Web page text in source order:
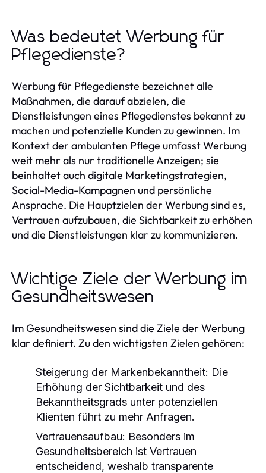
Was bedeutet Werbung für
Pflegedienste?
Werbung für Pflegedienste bezeichnet alle
Maßnahmen, die darauf abzielen, die
Dienstleistungen eines Pflegedienstes bekannt zu
machen und potenzielle Kunden zu gewinnen. Im
Kontext der ambulanten Pflege umfasst Werbung
weit mehr als nur traditionelle Anzeigen; sie
beinhaltet auch digitale Marketingstrategien,
Social-Media-Kampagnen und persönliche
Ansprache. Die Hauptzielen der Werbung sind es,
Vertrauen aufzubauen, die Sichtbarkeit zu erhöhen
und die Dienstleistungen klar zu kommunizieren.
Wichtige Ziele der Werbung im
Gesundheitswesen
Im Gesundheitswesen sind die Ziele der Werbung
klar definiert. Zu den wichtigsten Zielen gehören:
Steigerung der Markenbekanntheit: Die
Erhöhung der Sichtbarkeit und des
Bekanntheitsgrads unter potenziellen
Klienten führt zu mehr Anfragen.
Vertrauensaufbau: Besonders im
Gesundheitsbereich ist Vertrauen
entscheidend, weshalb transparente